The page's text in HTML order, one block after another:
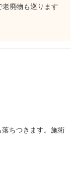
廃物も巡ります
ちつきます。施術